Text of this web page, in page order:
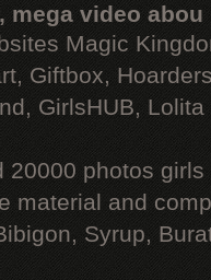
mega video abou
Magic
Giftbox,
GirlsHUB, Lolita
20000 photos
material and
Syrup,